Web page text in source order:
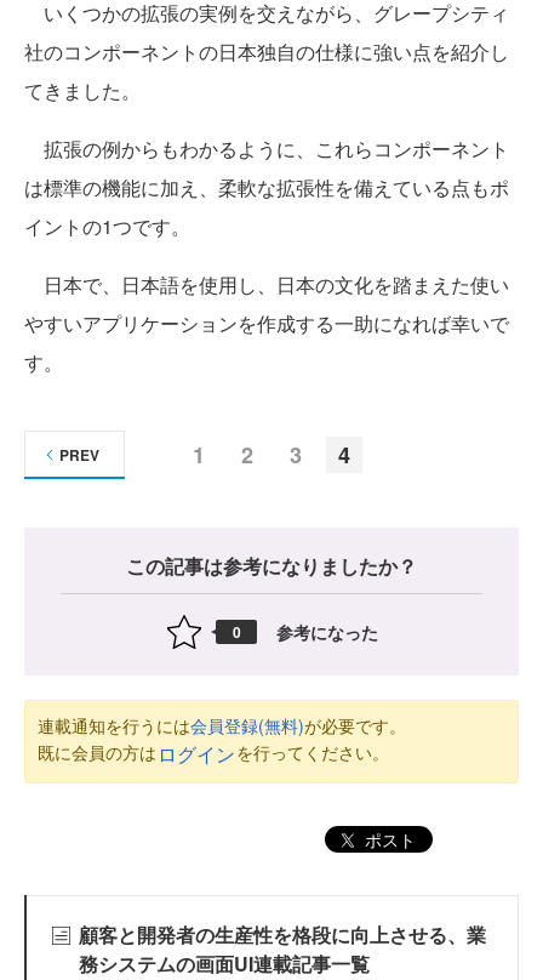
いくつかの拡張の実例を交えながら、グレープシティ
社のコンポーネントの日本独自の仕様に強い点を紹介し
てきました。
拡張の例からもわかるように、これらコンポーネント
は標準の機能に加え、柔軟な拡張性を備えている点もポ
イントの1つです。
日本で、日本語を使用し、日本の文化を踏まえた使い
やすいアプリケーションを作成する一助になれば幸いで
す。
1 2 3 4
PREV
この記事は参考になりましたか？
0 参考になった
連載通知を行うには会員登録(無料)が必要です。
既に会員の方は ログインを行ってください。
ポスト
顧客と開発者の生産性を格段に向上させる、業
務システムの画面UI連載記事一覧